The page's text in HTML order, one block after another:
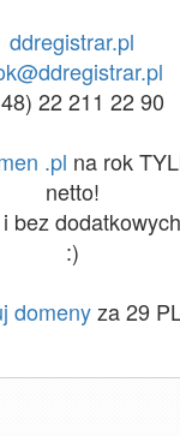
ddregistrar.pl
22 211 22 90
.pl na rok
netto!
bez
:)
domenyza 29